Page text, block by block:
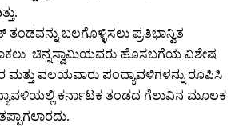
ತಂಡವನ್ನು ಬಲಗೊಳ್ಳಿಸಲು ಪ್ರತಿಭಾನ್ವಿತ
ಚಿನ್ನಸ್ವಾಮಿಯವರು ಹೊಸಬಗೆಯ ವಿಶೇಷ
ವಲಯವಾರು ಪಂದ್ಯಾವಳಿಗಳನ್ನು ರೂಪಿಸಿ
ಕರ್ನಾಟಕ ತಂಡದ ಗೆಲುವಿನ ಮೂಲಕ